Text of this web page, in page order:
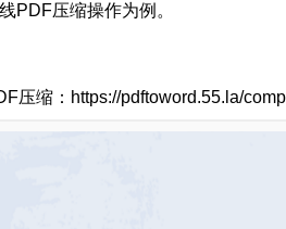
PDF压缩操作为例。
压缩：https://pdftoword.55.la/